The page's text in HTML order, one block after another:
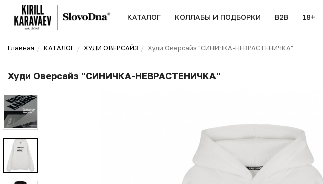
КАТАЛОГ КОЛЛАБЫ И ПОДБОРКИ B2B 18+
Главная КАТАЛОГ ХУДИ ОВЕРСАЙЗ Худи Оверсайз "СИНИЧКА-НЕВРАСТЕНИЧКА"
Худи Оверсайз "СИНИЧКА-НЕВРАСТЕНИЧКА"